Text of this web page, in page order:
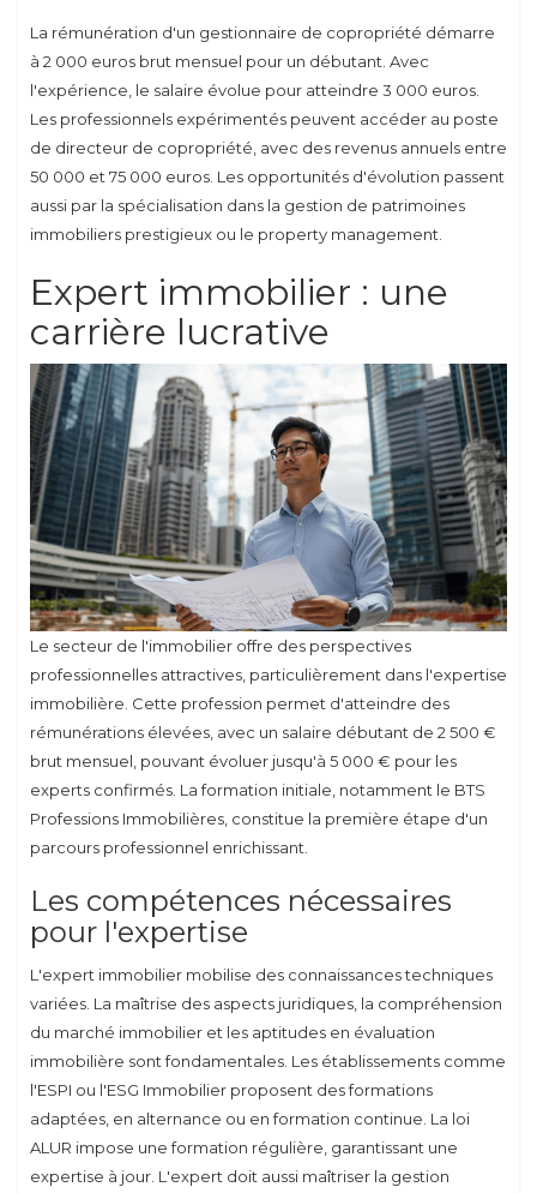
La rémunération d'un gestionnaire de copropriété démarre
à 2 000 euros brut mensuel pour un débutant. Avec
l'expérience, le salaire évolue pour atteindre 3 000 euros.
Les professionnels expérimentés peuvent accéder au poste
de directeur de copropriété, avec des revenus annuels entre
50 000 et 75 000 euros. Les opportunités d'évolution passent
aussi par la spécialisation dans la gestion de patrimoines
immobiliers prestigieux ou le property management.
Expert immobilier : une
carrière lucrative
Le secteur de l'immobilier offre des perspectives
professionnelles attractives, particulièrement dans l'expertise
immobilière. Cette profession permet d'atteindre des
rémunérations élevées, avec un salaire débutant de 2 500 €
brut mensuel, pouvant évoluer jusqu'à 5 000 € pour les
experts confirmés. La formation initiale, notamment le BTS
Professions Immobilières, constitue la première étape d'un
parcours professionnel enrichissant.
Les compétences nécessaires
pour l'expertise
L'expert immobilier mobilise des connaissances techniques
variées. La maîtrise des aspects juridiques, la compréhension
du marché immobilier et les aptitudes en évaluation
immobilière sont fondamentales. Les établissements comme
l'ESPI ou l'ESG Immobilier proposent des formations
adaptées, en alternance ou en formation continue. La loi
ALUR impose une formation régulière, garantissant une
expertise à jour. L'expert doit aussi maîtriser la gestion